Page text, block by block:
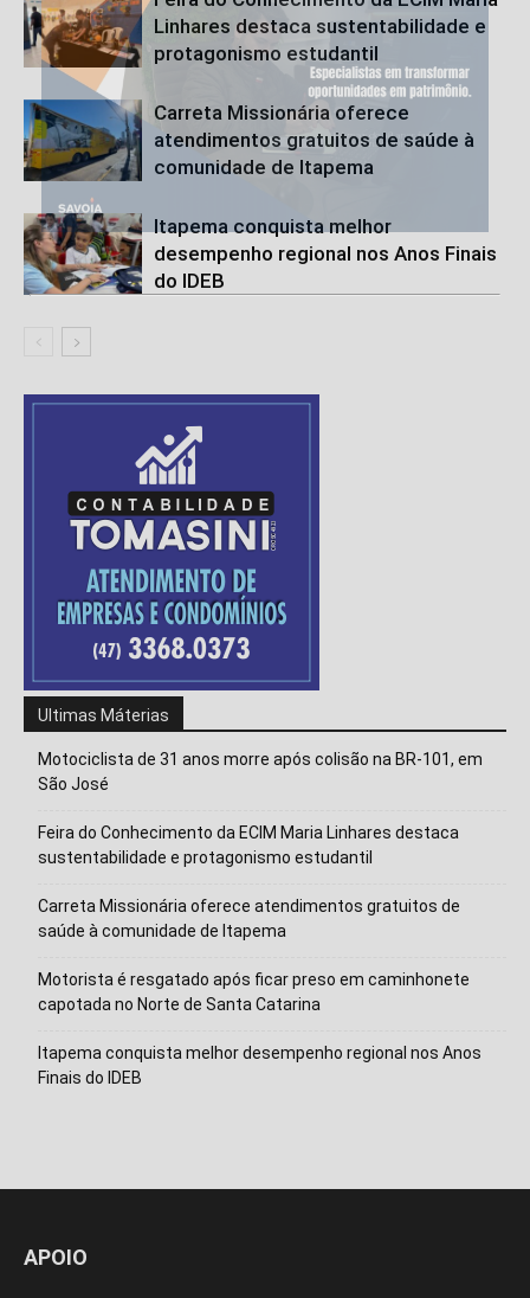
Linhares destaca sustentabilidade e
protagonismo estudantil
Carreta Missionária oferece
atendimentos gratuitos de saúde à
comunidade de Itapema
Itapema conquista melhor
desempenho regional nos Anos Finais
do IDEB
Ultimas Máterias
Motociclista de 31 anos morre após colisão na BR-101, em
São José
Feira do Conhecimento da ECIM Maria Linhares destaca
sustentabilidade e protagonismo estudantil
Carreta Missionária oferece atendimentos gratuitos de
saúde à comunidade de Itapema
Motorista é resgatado após ficar preso em caminhonete
capotada no Norte de Santa Catarina
Itapema conquista melhor desempenho regional nos Anos
Finais do IDEB
APOIO
Isso vai fechar em